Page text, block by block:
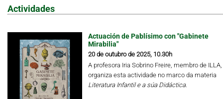
Actividades
Actuación de Pablísimo con "Gabinete
Mirabilia"
20 de outubro de 2025, 10.30h
A profesora Iria Sobrino Freire, membro de ILLA,
organiza esta actividade no marco da materia
Literatura Infantil e a súa Didáctica.